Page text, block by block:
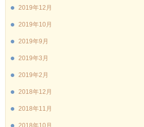
2019年12月
2019年10月
2019年9月
2019年3月
2019年2月
2018年12月
2018年11月